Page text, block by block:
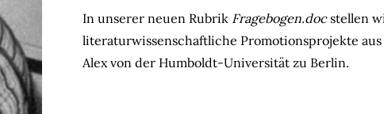
In unserer neuen Rubrik Fragebogen.docstellen
literaturwissenschaftliche Promotionsprojekte
Alex von der Humboldt-Universität zu Berlin.